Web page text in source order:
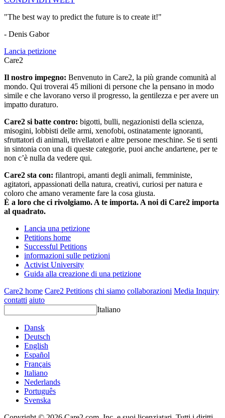
"The best way to predict the future is to create it!"
- Denis Gabor
Lancia petizione
Care2
Il nostro impegno: Benvenuto in Care2, la più grande comunità al
mondo. Qui troverai 45 milioni di persone che la pensano in modo
simile e che lavorano verso il progresso, la gentilezza e per avere un
impatto duraturo.
Care2 si batte contro: bigotti, bulli, negazionisti della scienza,
misogini, lobbisti delle armi, xenofobi, ostinatamente ignoranti,
sfruttatori di animali, trivellatori e altre persone meschine. Se ti senti
in sintonia con una di queste categorie, puoi anche andartene, per te
non c’è nulla da vedere qui.
Care2 sta con: filantropi, amanti degli animali, femministe,
agitatori, appassionati della natura, creativi, curiosi per natura e
coloro che amano veramente fare la cosa giusta.
È a loro che ci rivolgiamo. A te importa. A noi di Care2 importa
al quadrato.
Lancia una petizione
Petitions home
Successful Petitions
informazioni sulle petizioni
Activist University
Guida alla creazione di una petizione
Care2 home Care2 Petitions chi siamo collaborazioni Media Inquiry
contatti aiuto
Italiano
Dansk
Deutsch
English
Español
Français
Italiano
Nederlands
Português
Svenska